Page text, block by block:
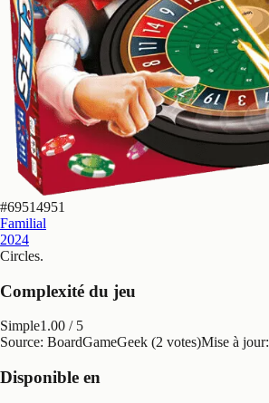
#69514951
Familial
2024
Circles.
Complexité du jeu
Simple1.00 / 5
Source: BoardGameGeek (2 votes)Mise à jour:
Disponible en